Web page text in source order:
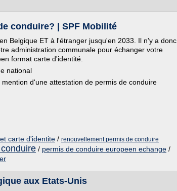
conduire? | SPF Mobilité
Belgique ET à l'étranger jusqu'en 2033. Il n'y a donc
administration communale pour échanger votre
format carte d'identité.
national
d'une attestation de permis de conduire
carte d'identite / renouvellement permis de conduire
/ permis de conduire europeen echange /
aux Etats-Unis